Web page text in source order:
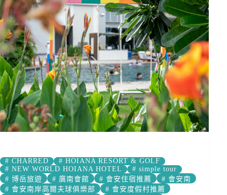
# CHARRED # HOIANA RESORT & GOLF
# NEW WORLD HOIANA HOTEL # simple tour
# 博岳旅遊 # 廣南會館 # 會安住宿推薦 # 會安南
# 會安南岸高爾夫球俱樂部 # 會安度假村推薦